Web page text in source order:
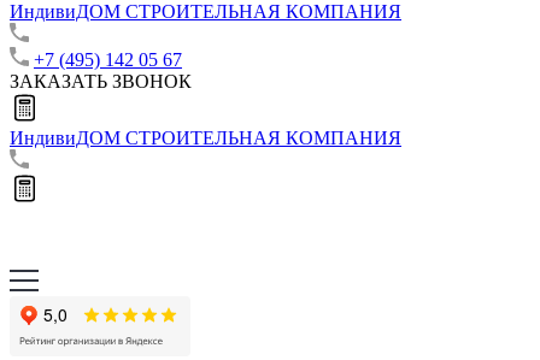
ИндивиДОМ СТРОИТЕЛЬНАЯ КОМПАНИЯ
+7 (495) 142 05 67
ЗАКАЗАТЬ ЗВОНОК
ИндивиДОМ СТРОИТЕЛЬНАЯ КОМПАНИЯ